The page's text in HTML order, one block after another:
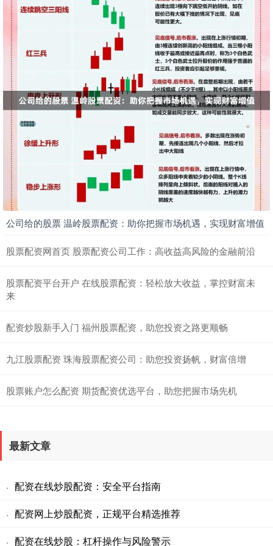
公司给的股票 温岭股票配资：助你把握市场机遇，实现财富增值
股票配资网首页 股票配资公司工作：高收益高风险的金融前沿
股票配资平台开户 在线股票配资：轻松放大收益，掌控财富未
来
配资炒股新手入门 福州股票配资，助您投资之路更顺畅
九江股票配资 珠海股票配资公司：助您投资扬帆，财富倍增
股票账户怎么配资 期货配资优选平台，助您把握市场先机
最新文章
· 配资在线炒股配资：安全平台指南
· 配资网上炒股配资，正规平台精选推荐
· 配资在线炒股：杠杆操作与风险警示